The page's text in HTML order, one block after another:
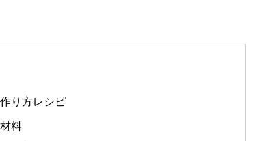
り方レシピ
料